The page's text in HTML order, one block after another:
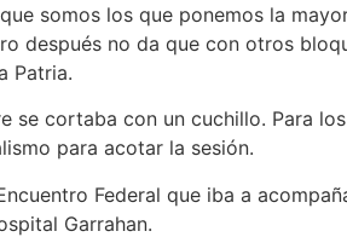
somos los que ponemos la
después no da que con otros
Patria.
se cortaba con un cuchillo. Para
para acotar la sesión.
Federal que iba a
Garrahan.